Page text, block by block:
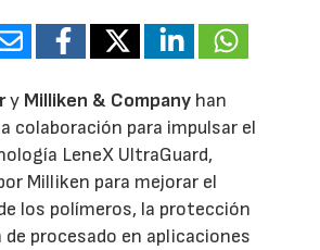
y Milliken & Company han
colaboración para impulsar el
LeneX UltraGuard,
Milliken para mejorar el
los polímeros, la protección
procesado en aplicaciones